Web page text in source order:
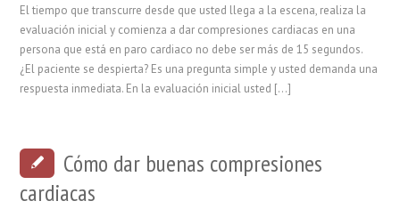
El tiempo que transcurre desde que usted llega a la escena, realiza la
evaluación inicial y comienza a dar compresiones cardiacas en una
persona que está en paro cardiaco no debe ser más de 15 segundos.
¿El paciente se despierta? Es una pregunta simple y usted demanda una
respuesta inmediata. En la evaluación inicial usted […]
Cómo dar buenas compresiones
cardiacas